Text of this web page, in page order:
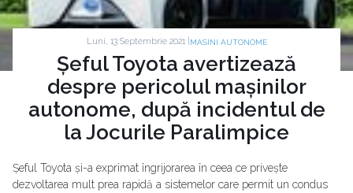
Luni, 13 Septembrie 2021 | MASINI AUTONOME
Șeful Toyota avertizează
despre pericolul mașinilor
autonome, după incidentul de
la Jocurile Paralimpice
Șeful Toyota și-a exprimat îngrijorarea în ceea ce privește
dezvoltarea mult prea rapidă a sistemelor care permit un condus